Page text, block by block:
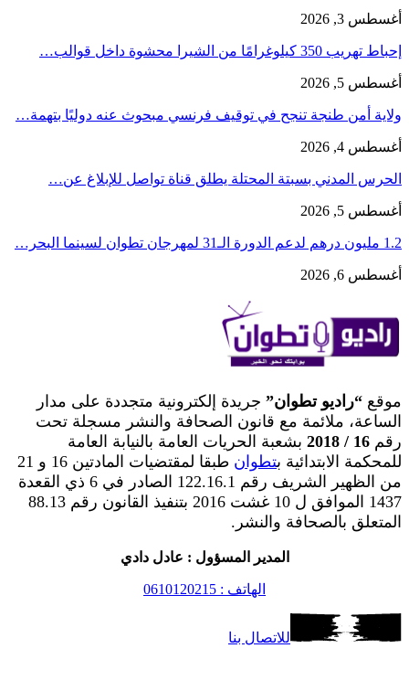
أغسطس 3, 2026
إحباط تهريب 350 كيلوغرامًا من الشيرا محشوة داخل قوالب…
أغسطس 5, 2026
ولاية أمن طنجة تنجح في توقيف فرنسي مبحوث عنه دوليًا بتهمة…
أغسطس 4, 2026
الحرس المدني بسبتة المحتلة يطلق قناة تواصل للإبلاغ عن…
أغسطس 5, 2026
1.2 مليون درهم لدعم الدورة الـ31 لمهرجان تطوان لسينما البحر…
أغسطس 6, 2026
موقع “راديو تطوان” جريدة إلكترونية متجددة على مدار
الساعة، ملائمة مع قانون الصحافة والنشر مسجلة تحت
رقم 16 / 2018
بشعبة الحريات العامة بالنيابة العامة
للمحكمة الابتدائية بتطوان
طبقا لمقتضيات المادتين 16 و 21
من الظهير الشريف رقم 122.16.1 الصادر في 6 ذي القعدة
1437 الموافق ل 10 غشت 2016 بتنفيذ القانون رقم 88.13
المتعلق بالصحافة والنشر.
المدير المسؤول : عادل دادي
الهاتف : 0610120215
للاتصال بنا